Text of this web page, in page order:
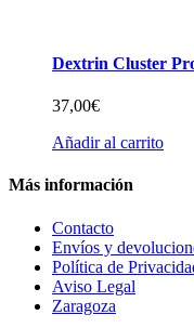
Dextrin Cluster
37,00€
Añadir al carrito
Más información
Contacto
Envíos y
Política de
Aviso Legal
Zaragoza